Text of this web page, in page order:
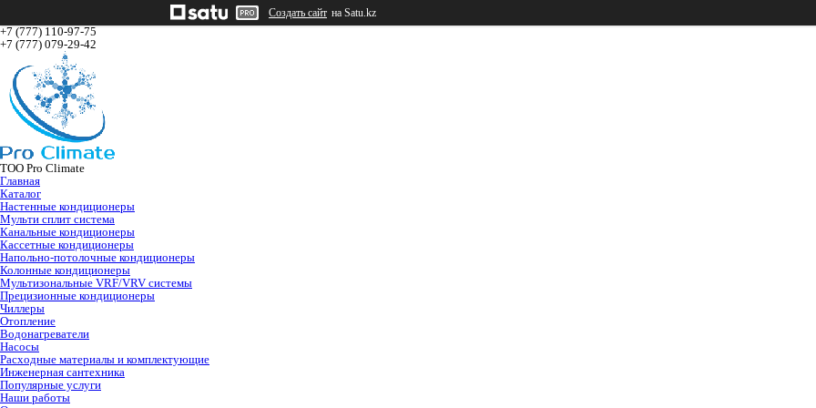
Создать сайт на Satu.kz
+7 (777) 110-97-75
+7 (777) 079-29-42
ТОО Pro Climate
Главная
Каталог
Настенные кондиционеры
Мульти сплит система
Канальные кондиционеры
Кассетные кондиционеры
Напольно-потолочные кондиционеры
Колонные кондиционеры
Мультизональные VRF/VRV системы
Прецизионные кондиционеры
Чиллеры
Отопление
Водонагреватели
Насосы
Расходные материалы и комплектующие
Инженерная сантехника
Популярные услуги
Наши работы